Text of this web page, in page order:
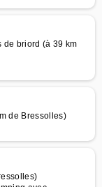
de briord (à 39 km
de Bressolles)